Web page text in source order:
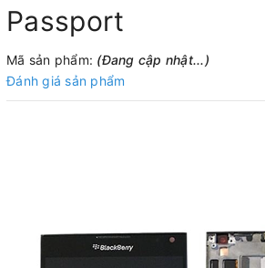
Passport
Mã sản phẩm: (Đang cập nhật...)
Đánh giá sản phẩm